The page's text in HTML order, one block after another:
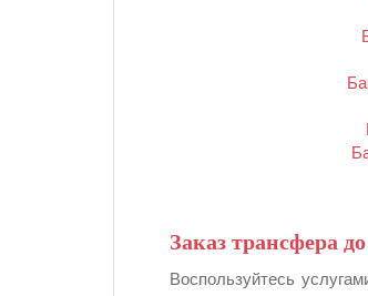
Заказ трансфера
Воспользуйтесь